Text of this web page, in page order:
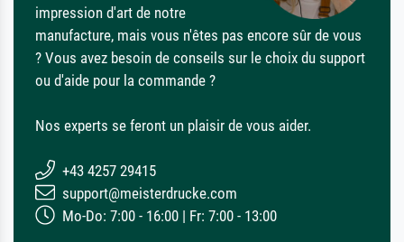
impression d'art de notre
manufacture, mais vous n'êtes pas encore sûr de vous
? Vous avez besoin de conseils sur le choix du support
ou d'aide pour la commande ?
Nos experts se feront un plaisir de vous aider.
+43 4257 29415
support@meisterdrucke.com
Mo-Do: 7:00 - 16:00 | Fr: 7:00 - 13:00